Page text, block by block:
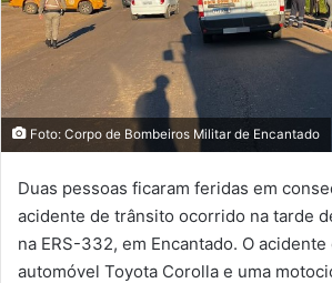
Foto: Corpo de Bombeiros Militar de Encantado
Duas pessoas ficaram feridas em
acidente de trânsito ocorrido na tarde
na ERS-332, em Encantado. O
automóvel Toyota Corolla e uma